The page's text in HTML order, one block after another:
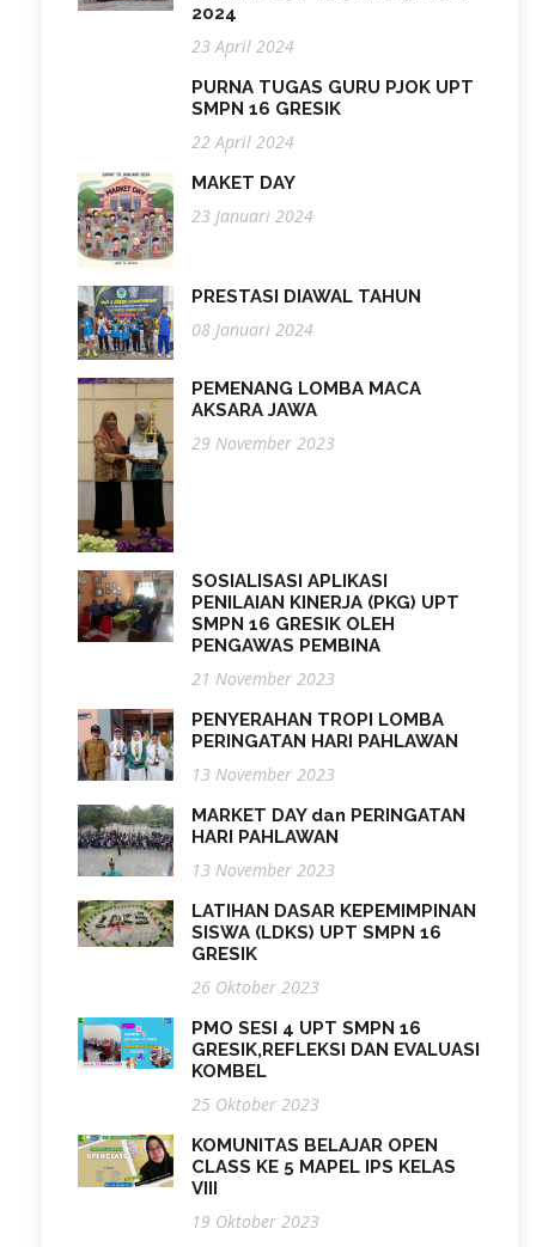
2024
23 April 2024
PURNA TUGAS GURU PJOK UPT
SMPN 16 GRESIK
22 April 2024
MAKET DAY
23 Januari 2024
PRESTASI DIAWAL TAHUN
08 Januari 2024
PEMENANG LOMBA MACA
AKSARA JAWA
29 November 2023
SOSIALISASI APLIKASI
PENILAIAN KINERJA (PKG) UPT
SMPN 16 GRESIK OLEH
PENGAWAS PEMBINA
21 November 2023
PENYERAHAN TROPI LOMBA
PERINGATAN HARI PAHLAWAN
13 November 2023
MARKET DAY dan PERINGATAN
HARI PAHLAWAN
13 November 2023
LATIHAN DASAR KEPEMIMPINAN
SISWA (LDKS) UPT SMPN 16
GRESIK
26 Oktober 2023
PMO SESI 4 UPT SMPN 16
GRESIK,REFLEKSI DAN EVALUASI
KOMBEL
25 Oktober 2023
KOMUNITAS BELAJAR OPEN
CLASS KE 5 MAPEL IPS KELAS
VIII
19 Oktober 2023